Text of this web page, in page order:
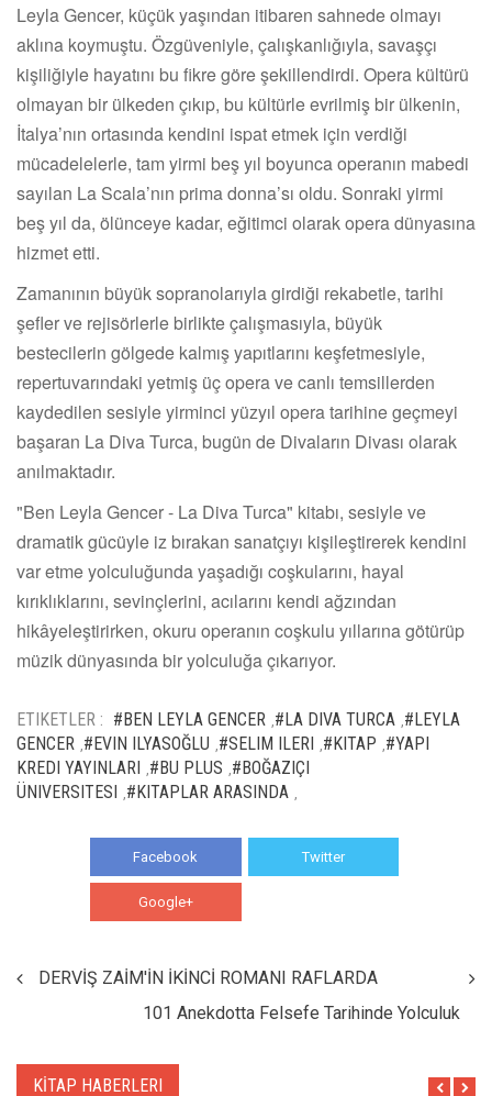
Leyla Gencer, küçük yaşından itibaren sahnede olmayı
aklına koymuştu. Özgüveniyle, çalışkanlığıyla, savaşçı
kişiliğiyle hayatını bu fikre göre şekillendirdi. Opera kültürü
olmayan bir ülkeden çıkıp, bu kültürle evrilmiş bir ülkenin,
İtalya’nın ortasında kendini ispat etmek için verdiği
mücadelelerle, tam yirmi beş yıl boyunca operanın mabedi
sayılan La Scala’nın prima donna’sı oldu. Sonraki yirmi
beş yıl da, ölünceye kadar, eğitimci olarak opera dünyasına
hizmet etti.
Zamanının büyük sopranolarıyla girdiği rekabetle, tarihi
şefler ve rejisörlerle birlikte çalışmasıyla, büyük
bestecilerin gölgede kalmış yapıtlarını keşfetmesiyle,
repertuvarındaki yetmiş üç opera ve canlı temsillerden
kaydedilen sesiyle yirminci yüzyıl opera tarihine geçmeyi
başaran La Diva Turca, bugün de Divaların Divası olarak
anılmaktadır.
"Ben Leyla Gencer - La Diva Turca" kitabı, sesiyle ve
dramatik gücüyle iz bırakan sanatçıyı kişileştirerek kendini
var etme yolculuğunda yaşadığı coşkularını, hayal
kırıklıklarını, sevinçlerini, acılarını kendi ağzından
hikâyeleştirirken, okuru operanın coşkulu yıllarına götürüp
müzik dünyasında bir yolculuğa çıkarıyor.
ETIKETLER : #BEN LEYLA GENCER #LA DIVA TURCA #LEYLA
GENCER #EVIN ILYASOĞLU #SELIM ILERI #KITAP #YAPI
KREDI YAYINLARI #BU PLUS #BOĞAZIÇI
ÜNIVERSITESI #KITAPLAR ARASINDA
Facebook Twitter
Google+
DERVİŞ ZAİM'İN İKİNCİ ROMANI RAFLARDA
101 Anekdotta Felsefe Tarihinde Yolculuk
KİTAP HABERLERI